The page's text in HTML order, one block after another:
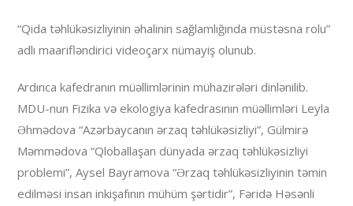
“Qida təhlükəsizliyinin əhalinin sağlamlığında müstəsna rolu”
adlı maarifləndirici videoçarx nümayiş olunub.
Ardınca kafedranın müəllimlərinin mühazirələri dinlənilib.
MDU-nun Fizika və ekologiya kafedrasının müəllimləri Leyla
Əhmədova “Azərbaycanın ərzaq təhlükəsizliyi”, Gülmirə
Məmmədova “Qloballaşan dünyada ərzaq təhlükəsizliyi
problemi”, Aysel Bayramova “Ərzaq təhlükəsizliyinin təmin
edilməsi insan inkişafının mühüm şərtidir”, Fəridə Həsənli